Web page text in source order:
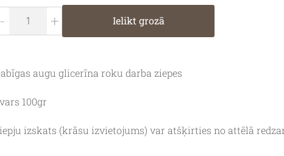
- + Ielikt grozā
augu glicerīna roku darba ziepes
100gr
izskats (krāsu izvietojums) var atšķirties no attēlā